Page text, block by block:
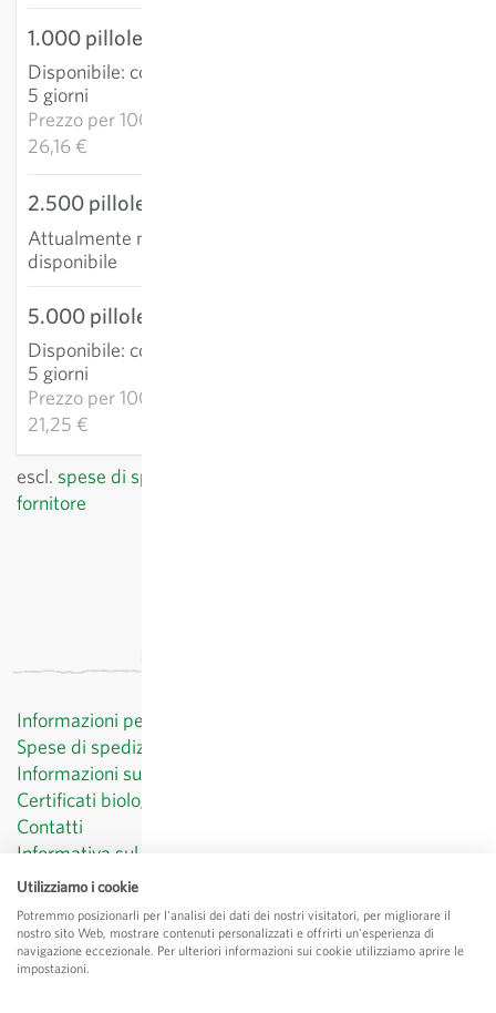
1.000 pillole
Disponibile: consegna 3-
5 giorni
Prezzo per1000p:
26,16 €
2.500 pillole
Attualmente non
disponibile
5.000 pillole
Disponibile: consegna 3-
5 giorni
Prezzo per1000p:
21,25 €
escl. spese di spedizione
fornitore
Informazioni per il cliente
Spese di spedizione
Informazioni sul diritto di recesso
Certificati biologici
Contatti
Informativa sul trattamento dei dati personali
CGV
Menzioni legali
© Sativa Biosaatgut GmbH
Utilizziamo i cookie
Potremmo posizionarli per l'analisi dei dati dei nostri visitatori, per migliorare il
nostro sito Web, mostrare contenuti personalizzati e offrirti un'esperienza di
navigazione eccezionale. Per ulteriori informazioni sui cookie utilizziamo aprire le
impostazioni.